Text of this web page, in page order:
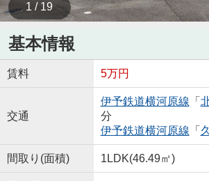
1 / 19
基本情報
賃料 5万円
交通
伊予鉄道横河原線 「
分
伊予鉄道横河原線 「
間取り(面積) 1LDK(46.49㎡)